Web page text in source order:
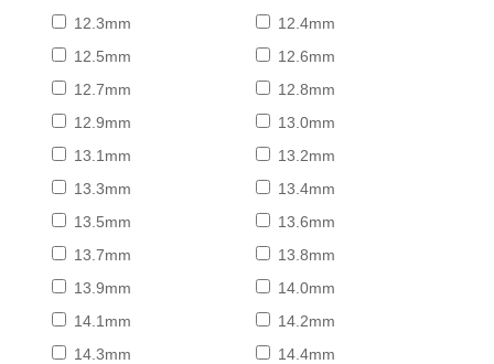
12.3mm
12.4mm
12.5mm
12.6mm
12.7mm
12.8mm
12.9mm
13.0mm
13.1mm
13.2mm
13.3mm
13.4mm
13.5mm
13.6mm
13.7mm
13.8mm
13.9mm
14.0mm
14.1mm
14.2mm
14.3mm
14.4mm